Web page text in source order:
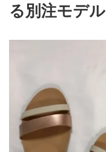
る別注モデル